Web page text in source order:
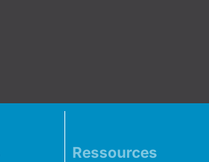
Ressources